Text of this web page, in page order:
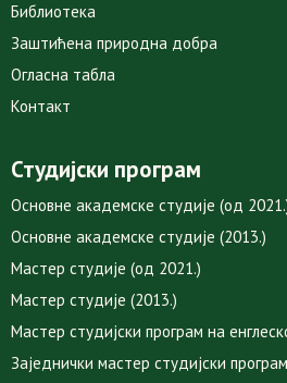
Библиотека
Заштићена природна добра
Огласна табла
Контакт
Студијски програм
Основне академске студије (од
Основне академске студије (2013.)
Мастер студије (од 2021.)
Мастер студије (2013.)
Мастер студијски програм на
Заједнички мастер студијски